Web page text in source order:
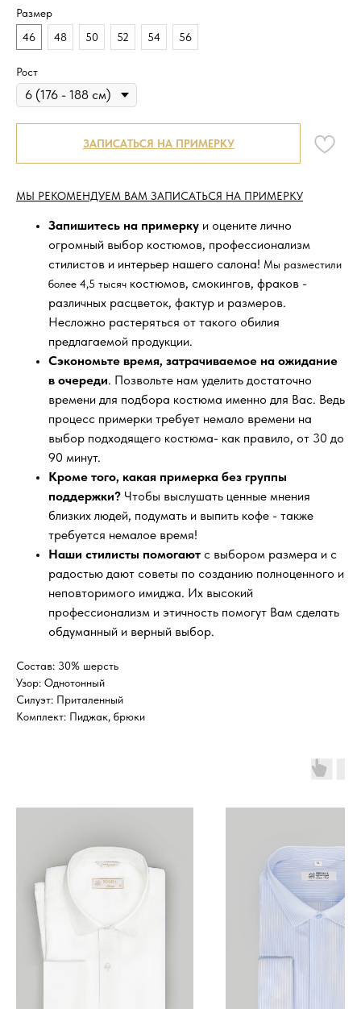
Размер
46
48 50 52 54 56
Рост
ЗАПИСАТЬСЯ НА ПРИМЕРКУ
МЫ РЕКОМЕНДУЕМ ВАМ ЗАПИСАТЬСЯ НА ПРИМЕРКУ
Запишитесь на примерку и оцените лично
огромный выбор костюмов, профессионализм
стилистов и интерьер нашего салона! Мы разместили
более 4,5 тысяч костюмов, смокингов, фраков -
различных расцветок, фактур и размеров.
Несложно растеряться от такого обилия
предлагаемой продукции.
Сэкономьте время, затрачиваемое на ожидание
в очереди. Позвольте нам уделить достаточно
времени для подбора костюма именно для Вас. Ведь
процесс примерки требует немало времени на
выбор подходящего костюма- как правило, от 30 до
90 минут.
Кроме того, какая примерка без группы
поддержки? Чтобы выслушать ценные мнения
близких людей, подумать и выпить кофе - также
требуется немалое время!
Наши стилисты помогают с выбором размера и с
радостью дают советы по созданию полноценного и
неповторимого имиджа. Их высокий
профессионализм и этичность помогут Вам сделать
обдуманный и верный выбор.
Состав: 30% шерсть
Узор: Однотонный
Силуэт: Приталенный
Комплект: Пиджак, брюки